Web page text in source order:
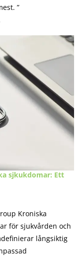
”
sjkukdomar: Ett
Kroniska
för sjukvården och
långsiktig